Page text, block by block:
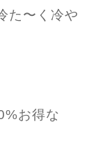
た〜く冷や
お得な